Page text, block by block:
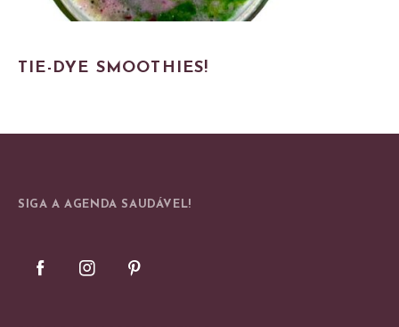
TIE-DYE SMOOTHIES!
SIGA A AGENDA SAUDÁVEL!